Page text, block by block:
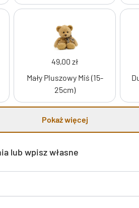
49,00 zł
Mały Pluszowy Miś (15-
25cm)
Pokaż więcej
lub wpisz własne